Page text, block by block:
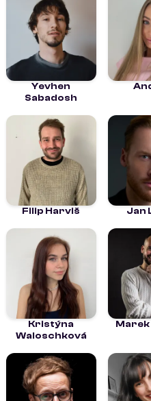
Yevhen
Sabadosh
Filip Harviš Jan
Kristýna
Waloschková